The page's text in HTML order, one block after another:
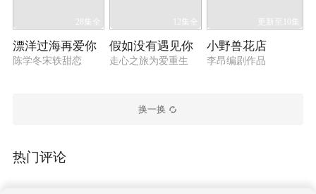
28集全
漂洋过海再爱你
陈学冬宋轶甜恋
12集全
假如没有遇见你
走心之旅为爱重生
更新至10集
小野兽花店
李昂编剧作品
换一换
热门评论